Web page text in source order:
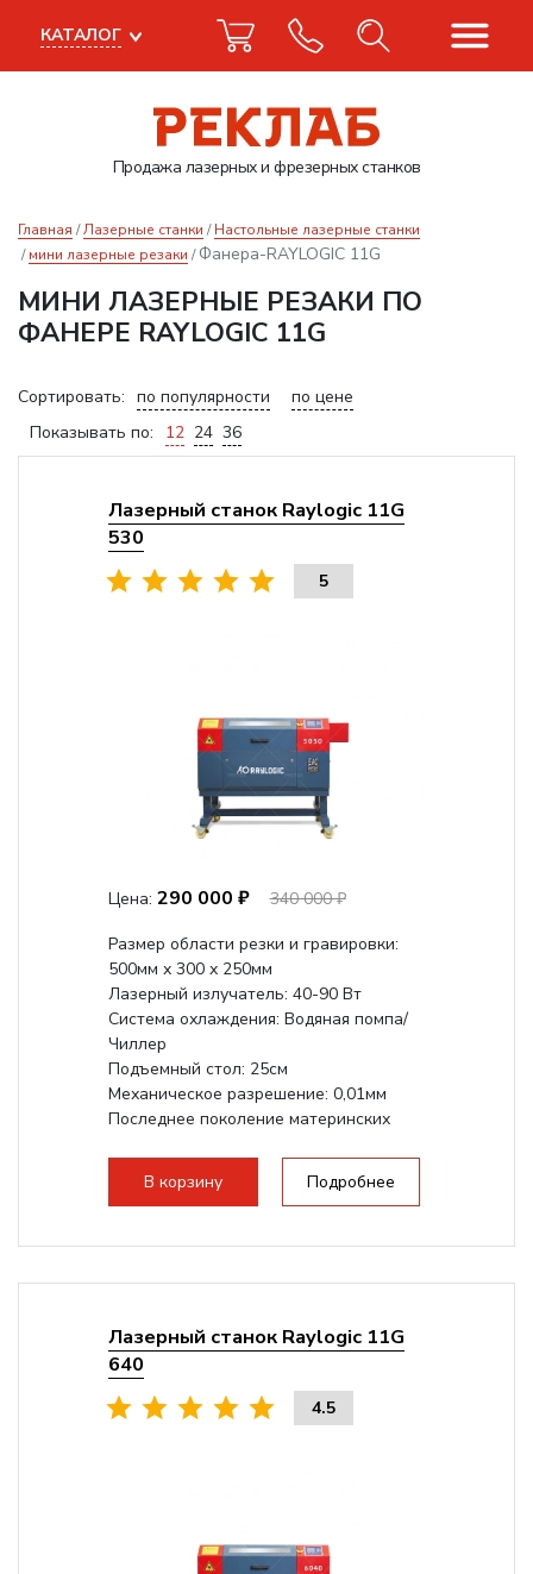
Продажа лазерныхи фрезерных станков
КАТАЛОГ
Главная Лазерные станки
Настольные лазерные станки
мини лазерные резаки
Фанера-RAYLOGIC 11G
МИНИ ЛАЗЕРНЫЕ РЕЗАКИ ПО
ФАНЕРЕ RAYLOGIC 11G
Сортировать: по популярности
по цене
Показывать по:
12 24 36
Лазерный станок Raylogic 11G
530
5
Цена: 290 000 ₽
340 000 ₽
Размер области резки и гравировки:
500мм х 300 х 250мм
Лазерный излучатель: 40-90 Вт
Система охлаждения: Водяная помпа/
Чиллер
Подъемный стол: 25см
Механическое разрешение: 0,01мм
Последнее поколение материнских
В корзину Подробнее
Лазерный станок Raylogic 11G
640
4.5